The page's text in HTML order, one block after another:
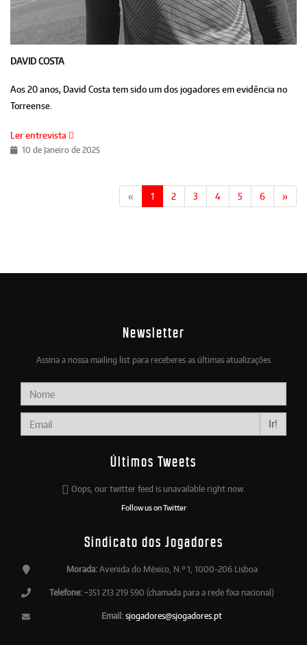
DAVID COSTA
Aos 20 anos, David Costa tem sido um dos jogadores em evidência no
Torreense.
Ler entrevista
10 de Janeiro de 2025
« 1 2 3 4 5 6 »
Newsletter
Assina a nossa mailing list para receberes as últimas atualizações
Ir!
Últimos Tweets
Oops, our twitter feed is unavailable right now.
Follow us on Twitter
Sindicato dos Jogadores
Morada:Avenida do México, N.º 1, 1000-206 Lisboa
Telefone: +351 213 219 590 (chamada para a rede fixa nacional)
Email: sjogadores@sjogadores.pt